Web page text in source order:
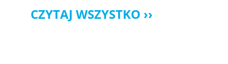
CZYTAJ WSZYSTKO